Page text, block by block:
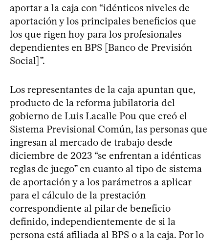
aportar a la caja con “idénticos niveles de
aportación y los principales beneficios que
los que rigen hoy para los profesionales
dependientes en BPS [Banco de Previsión
Social]”.
Los representantes de la caja apuntan que,
producto de la reforma jubilatoria del
gobierno de Luis Lacalle Pou que creó el
Sistema Previsional Común, las personas que
ingresan al mercado de trabajo desde
diciembre de 2023 “se enfrentan a idénticas
reglas de juego” en cuanto al tipo de sistema
de aportación y a los parámetros a aplicar
para el cálculo de la prestación
correspondiente al pilar de beneficio
definido, independientemente de si la
persona está afiliada al BPS o a la caja. Por lo